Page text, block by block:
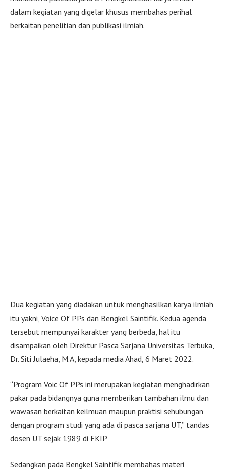
dalam kegiatan yang digelar khusus membahas perihal
berkaitan penelitian dan publikasi ilmiah.
Dua kegiatan yang diadakan untuk menghasilkan karya ilmiah
itu yakni, Voice Of PPs dan Bengkel Saintifik. Kedua agenda
tersebut mempunyai karakter yang berbeda, hal itu
disampaikan oleh Direktur Pasca Sarjana Universitas Terbuka,
Dr. Siti Julaeha, M.A, kepada media Ahad, 6 Maret 2022.
“Program Voic Of PPs ini merupakan kegiatan menghadirkan
pakar pada bidangnya guna memberikan tambahan ilmu dan
wawasan berkaitan keilmuan maupun praktisi sehubungan
dengan program studi yang ada di pasca sarjana UT,” tandas
dosen UT sejak 1989 di FKIP
Sedangkan pada Bengkel Saintifik membahas materi